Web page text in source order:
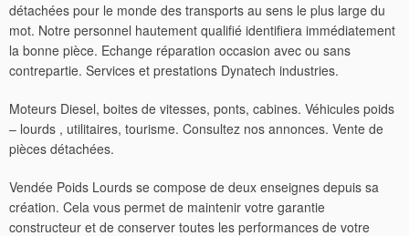
détachées pour le monde des transports au sens le plus large du
mot. Notre personnel hautement qualifié identifiera immédiatement
la bonne pièce. Echange réparation occasion avec ou sans
contrepartie. Services et prestations Dynatech industries.
Moteurs Diesel, boites de vitesses, ponts, cabines. Véhicules poids
– lourds , utilitaires, tourisme. Consultez nos annonces. Vente de
pièces détachées.
Vendée Poids Lourds se compose de deux enseignes depuis sa
création. Cela vous permet de maintenir votre garantie
constructeur et de conserver toutes les performances de votre